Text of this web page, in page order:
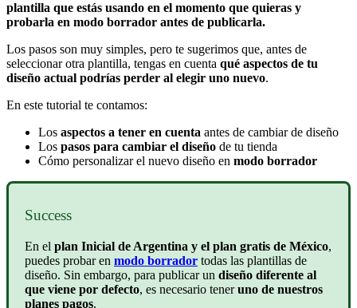
plantilla que estás usando en el momento que quieras y
probarla en modo borrador antes de publicarla.
Los pasos son muy simples, pero te sugerimos que, antes de
seleccionar otra plantilla, tengas en cuenta qué aspectos de tu
diseño actual podrías perder al elegir uno nuevo.
En este tutorial te contamos:
Los aspectos a tener en cuenta antes de cambiar de diseño
Los pasos para cambiar el diseño de tu tienda
Cómo personalizar el nuevo diseño en modo borrador
Success
En el plan Inicial de Argentina y el plan gratis de México,
puedes probar en modo borrador todas las plantillas de
diseño. Sin embargo, para publicar un diseño diferente al
que viene por defecto, es necesario teneruno de nuestros
planes pagos.